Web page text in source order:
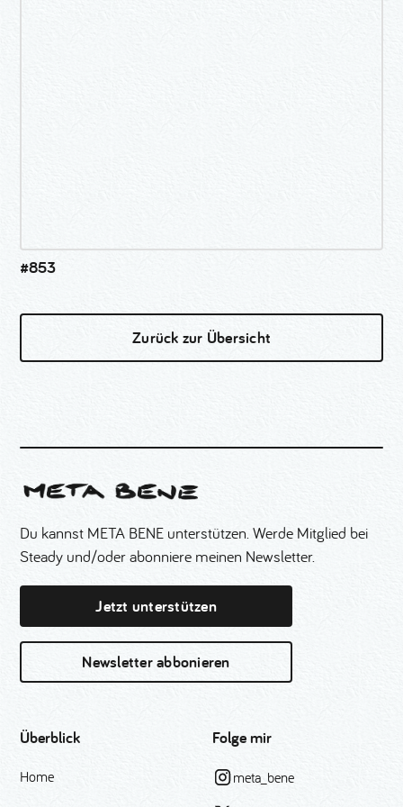
#853
Zurück zur Übersicht
Du kannst META BENE unterstützen. Werde Mitglied bei
Steady und/oder abonniere meinen Newsletter.
Jetzt unterstützen
Newsletter abbonieren
Überblick
Home
Folge mir
meta_bene